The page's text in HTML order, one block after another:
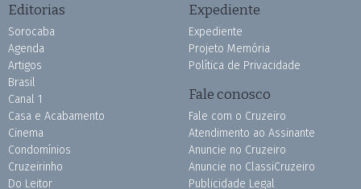
Editorias
Sorocaba
Agenda
Artigos
Brasil
Canal 1
Casa e Acabamento
Cinema
Condomínios
Cruzeirinho
Do Leitor
Expediente
Expediente
Projeto Memória
Política de Privacidade
Fale conosco
Fale com o Cruzeiro
Atendimento ao Assinante
Anuncie no Cruzeiro
Anuncie no ClassiCruzeiro
Publicidade Legal